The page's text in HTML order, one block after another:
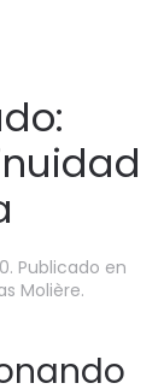
. Publicado en
Molière.